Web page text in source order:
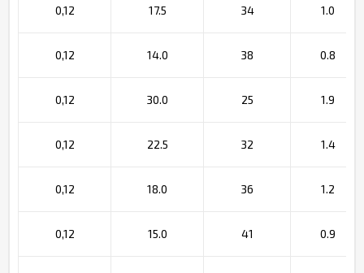
0,12 17.5 34 1.0
0,12 14.0 38 0.8
0,12 30.0 25 1.9
0,12 22.5 32 1.4
0,12 18.0 36 1.2
0,12 15.0 41 0.9